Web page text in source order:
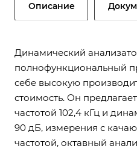
Описание
Динамический
полнофункциональный
себе высокую
стоимость. Он
частотой 102,4 кГц и
90 дБ, измерения с
частотой, октавный